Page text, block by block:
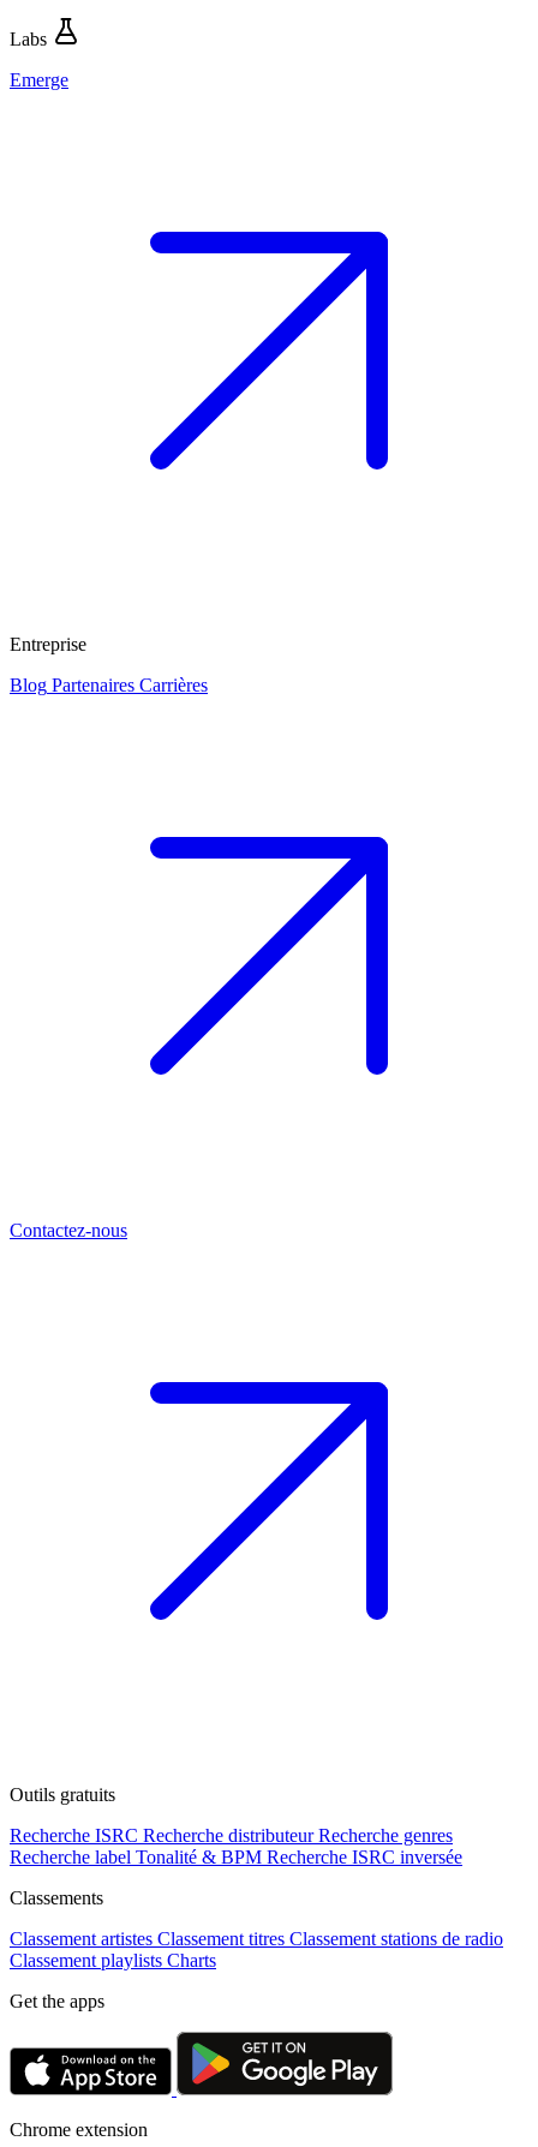
Labs
Emerge
Entreprise
Blog Partenaires Carrières
Contactez-nous
Outils gratuits
Recherche ISRC Recherche distributeur Recherche genres
Recherche label Tonalité & BPM Recherche ISRC inversée
Classements
Classement artistes Classement titres Classement stations de radio
Classement playlists Charts
Get the apps
Chrome extension